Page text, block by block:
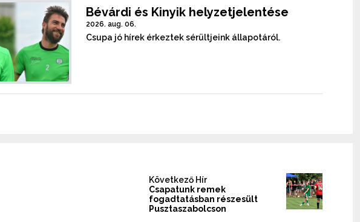
Bévárdi és Kinyik helyzetjelentése
2026. aug. 06.
Csupa jó hírek érkeztek sérültjeink állapotáról.
Következő Hír
Csapatunk remek
fogadtatásban részesült
Pusztaszabolcson